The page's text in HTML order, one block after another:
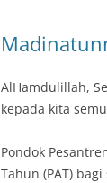
AlHamdulillah,
kepada kita
Pondok
Tahun (PAT)